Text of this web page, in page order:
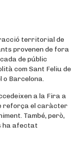
territorial de
provenen de fora
de públic
com Sant Feliu de
o Barcelona.
a la Fira a
reforça el caràcter
També, però,
ha afectat